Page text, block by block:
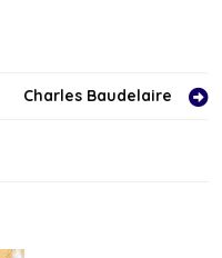
Charles Baudelaire